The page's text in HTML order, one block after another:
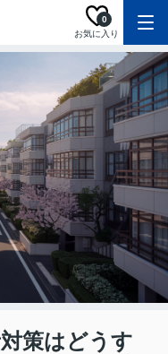
お気に入り
0
策はどうす